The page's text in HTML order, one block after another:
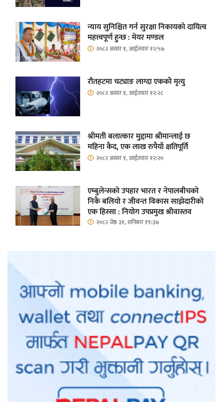
न्याय सुनिश्चित गर्न सुरक्षा निकायको दायित्व
महत्त्वपूर्ण हुन्छ : मेयर मण्डल
२०८२ असार १, आईतवार १२:५७
रौतहटमा चट्याङ लाग्दा एककोे मृत्यु
२०८२ असार १, आईतवार १२:२८
श्रीमती बलात्कार मुद्दामा श्रीमान्लाई छ
महिना कैद, एक लाख रुपैयाँ क्षतिपूर्ति
२०८२ असार १, आईतवार १२:२०
एम्बुलेन्सको उपहार भारत र नेपालबीचको
निकै बलियो र जीवन्त विकास साझेदारीको
एक हिस्सा : नियोग उपप्रमुख श्रीवास्तव
२०८२ जेष्ठ ३१, शनिबार १९:३७